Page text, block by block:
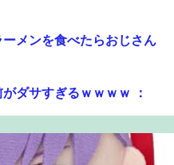
ーメンを食べたらおじさん
ダサすぎるｗｗｗｗ ：
本名をさらりと告白